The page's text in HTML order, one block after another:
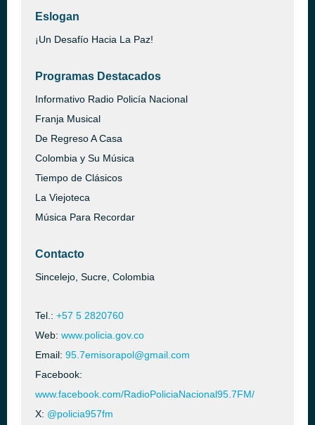
Eslogan
¡Un Desafío Hacia La Paz!
Programas Destacados
Informativo Radio Policía Nacional
Franja Musical
De Regreso A Casa
Colombia y Su Música
Tiempo de Clásicos
La Viejoteca
Música Para Recordar
Contacto
Sincelejo, Sucre, Colombia
Tel.: +57 5 2820760
Web: www.policia.gov.co
Email: 95.7emisorapol@gmail.com
Facebook:
www.facebook.com/RadioPoliciaNacional95.7FM/
X: @policia957fm